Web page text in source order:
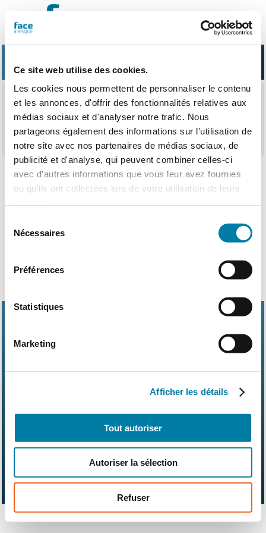
Ce site web utilise des cookies.
Les cookies nous permettent de personnaliser le contenu
et les annonces, d'offrir des fonctionnalités relatives aux
médias sociaux et d'analyser notre trafic. Nous
partageons également des informations sur l'utilisation de
notre site avec nos partenaires de médias sociaux, de
publicité et d'analyse, qui peuvent combiner celles-ci
avec d'autres informations que vous leur avez fournies
ou qu'ils ont collectées lors de votre utilisation de leurs
Nécessaires
Préférences
Statistiques
Marketing
Afficher les détails
Tout autoriser
Autoriser la sélection
Refuser
contenu
extincteur
Nothing Found
Contact
Kit média
Mentions légales
CGV RGPD
Suivez-nous également sur les réseaux sociaux